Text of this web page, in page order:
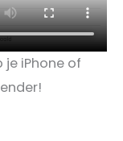
je iPhone of